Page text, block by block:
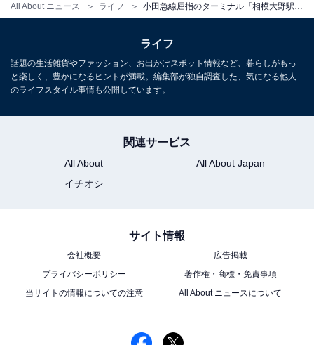
All About ニュース ライフ
加えてB館の高層階には「
ホテルセンチュリー相模大
ライフ
話題の生活雑貨やファッション、お出かけスポット情報など、暮らしがもっ
と楽しく、豊かになるヒントが満載。編集部が独自調査した、気になる他人
のライフスタイル事情も公開しています。
関連サービス
All About
All About Japan
イチオシ
サイト情報
会社概要
広告掲載
プライバシーポリシー
著作権・商標・免責事項
当サイトの情報についての注意
All About ニュースについて